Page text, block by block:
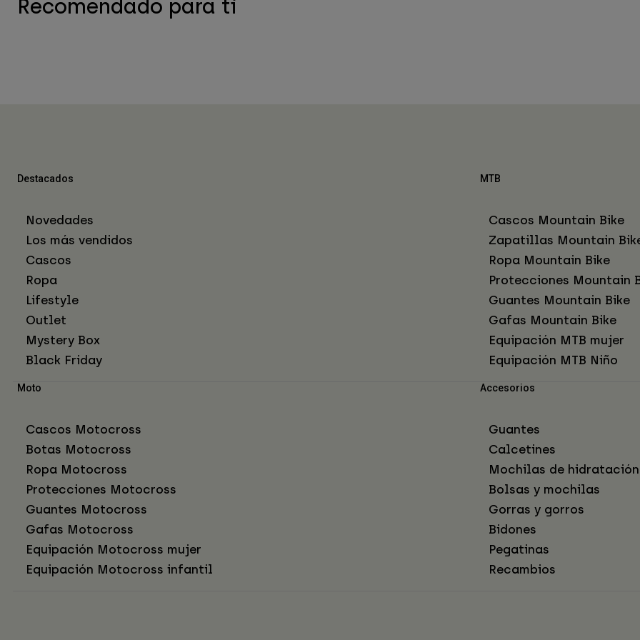
Recomendado para ti
Destacados
Novedades
Los más vendidos
Cascos
Ropa
Lifestyle
Outlet
Mystery Box
Black Friday
MTB
Cascos Mountain Bike
Zapatillas Mountain
Ropa Mountain Bike
Protecciones Mountain
Guantes Mountain Bike
Gafas Mountain Bike
Equipación MTB mujer
Equipación MTB Niño
Moto
Cascos Motocross
Botas Motocross
Ropa Motocross
Protecciones Motocross
Guantes Motocross
Gafas Motocross
Equipación Motocross mujer
Equipación Motocross infantil
Accesorios
Guantes
Calcetines
Mochilas de hidratación
Bolsas y mochilas
Gorras y gorros
Bidones
Pegatinas
Recambios